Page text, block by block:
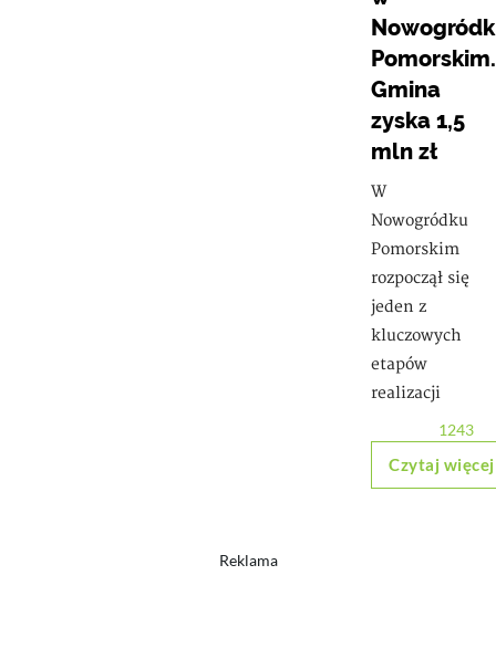
Pomorskim.
Gmina
zyska 1,5
mln zł
W
Nowogródku
Pomorskim
rozpoczął się
jeden z
kluczowych
etapów
realizacji
1243
Czytaj więcej
Reklama